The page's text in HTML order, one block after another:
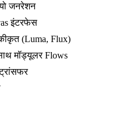
जनरेशन
इंटरफेस
(Luma, Flux)
मॉड्यूलर Flows